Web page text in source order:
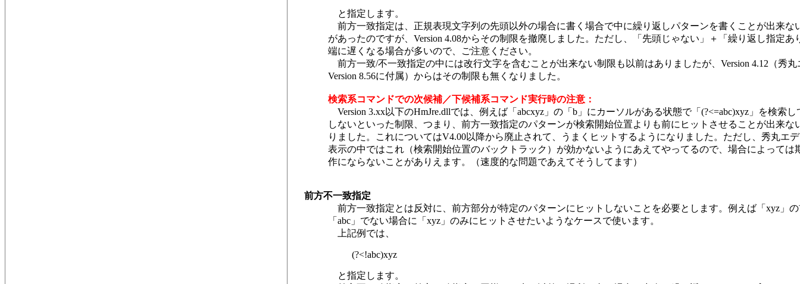
と指定します。
前方一致指定は、正規表現文字列の先頭以外の場合に書く場合で中に繰り返しパターンを書くことが出来な
があったのですが、Version 4.08からその制限を撤廃しました。ただし、「先頭じゃない」＋「繰り返し指定あ
端に遅くなる場合が多いので、ご注意ください。
前方一致/不一致指定の中には改行文字を含むことが出来ない制限も以前はありましたが、Version 4.12（秀丸
Version 8.56に付属）からはその制限も無くなりました。
検索系コマンドでの次候補／下候補系コマンド実行時の注意：
Version 3.xx以下のHmJre.dllでは、例えば「abcxyz」の「b」にカーソルがある状態で「(?<=abc)xyz」を検索し
しないといった制限、つまり、前方一致指定のパターンが検索開始位置よりも前にヒットさせることが出来な
りました。これについてはV4.00以降から廃止されて、うまくヒットするようになりました。ただし、秀丸エ
表示の中ではこれ（検索開始位置のバックトラック）が効かないようにあえてやってるので、場合によっては
作にならないことがありえます。（速度的な問題であえてそうしてます）
前方不一致指定
前方一致指定とは反対に、前方部分が特定のパターンにヒットしないことを必要とします。例えば「xyz」
「abc」でない場合に「xyz」のみにヒットさせたいようなケースで使います。
上記例では、
(?<!abc)xyz
と指定します。